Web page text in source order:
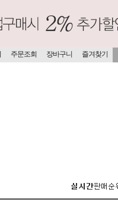
주문조회 장바구니 즐겨찾기